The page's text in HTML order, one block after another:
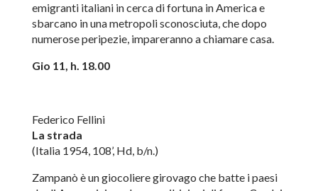
emigranti italiani in cerca di fortuna in America e
sbarcano in una metropoli sconosciuta, che dopo
numerose peripezie, impareranno a chiamare casa.
Gio 11, h. 18.00
Federico Fellini
La strada
(Italia 1954, 108’, Hd, b/n.)
Zampanò è un giocoliere girovago che batte i paesi